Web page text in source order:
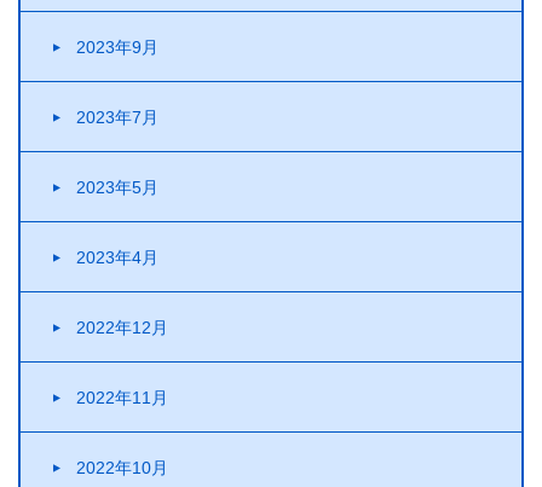
2023年9月
2023年7月
2023年5月
2023年4月
2022年12月
2022年11月
2022年10月